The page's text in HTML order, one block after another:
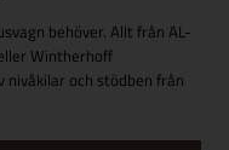
behöver. Allt från AL-
Wintherhoff
och stödben från